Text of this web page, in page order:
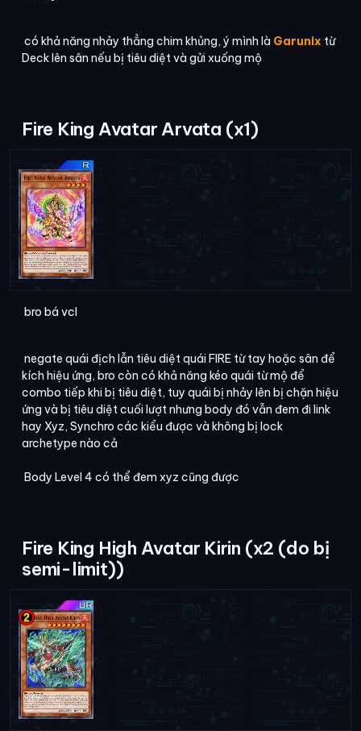
có khả năng nhảy thẳng chim khủng, ý mình là Garunix từ
Deck lên sân nếu bị tiêu diệt và gửi xuống mộ
Fire King Avatar Arvata (x1)
bro bá vcl
negate quái địch lẫn tiêu diệt quái FIRE từ tay hoặc sân để
kích hiệu ứng, bro còn có khả năng kéo quái từ mộ để
combo tiếp khi bị tiêu diệt, tuy quái bị nhảy lên bị chặn hiệu
ứng và bị tiêu diệt cuối lượt nhưng body đó vẫn đem đi link
hay Xyz, Synchro các kiểu được và không bị lock
archetype nào cả
Body Level 4 có thể đem xyz cũng được
Fire King High Avatar Kirin (x2 (do bị
semi-limit))